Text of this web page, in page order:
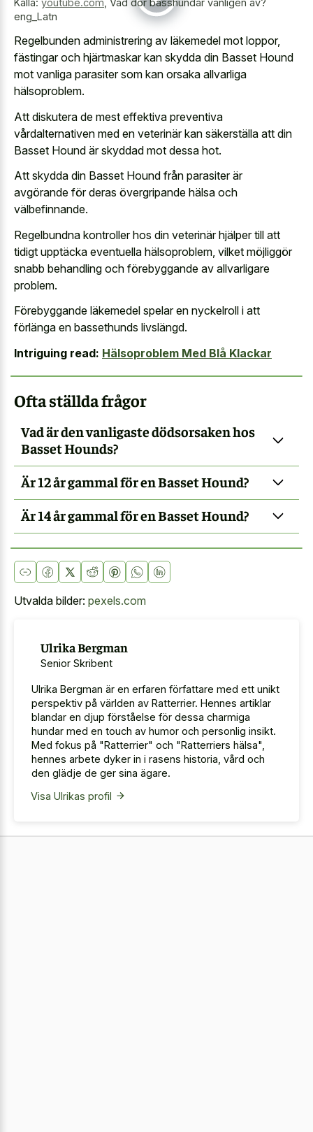
Källa: youtube.com Vad dör basshundar vanligen av?
eng_Latn
Regelbunden administrering av läkemedel mot loppor,
fästingar och hjärtmaskar kan skydda din Basset Hound
mot vanliga parasiter som kan orsaka allvarliga
hälsoproblem.
Att diskutera de mest effektiva preventiva
vårdalternativen med en veterinär kan säkerställa att din
Basset Hound är skyddad mot dessa hot.
Att skydda din Basset Hound från parasiter är
avgörande för deras övergripande hälsa och
välbefinnande.
Regelbundna kontroller hos din veterinär hjälper till att
tidigt upptäcka eventuella hälsoproblem, vilket möjliggör
snabb behandling och förebyggande av allvarligare
problem.
Förebyggande läkemedel spelar en nyckelroll i att
förlänga en bassethunds livslängd.
Intriguing read: Hälsoproblem Med Blå Klackar
Ofta ställda frågor
Vad är den vanligaste dödsorsaken hos
Basset Hounds?
Är 12 år gammal för en Basset Hound?
Är 14 år gammal för en Basset Hound?
Utvalda bilder: pexels.com
Ulrika Bergman
Senior Skribent
Ulrika Bergman är en erfaren författare med ett unikt
perspektiv på världen av Ratterrier. Hennes artiklar
blandar en djup förståelse för dessa charmiga
hundar med en touch av humor och personlig insikt.
Med fokus på "Ratterrier" och "Ratterriers hälsa",
hennes arbete dyker in i rasens historia, vård och
den glädje de ger sina ägare.
Visa Ulrikas profil